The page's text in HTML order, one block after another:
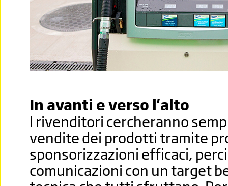
In avanti e verso l'alto
I rivenditori cercheranno
vendite dei prodotti tramite
sponsorizzazioni efficaci,
comunicazioni con un target